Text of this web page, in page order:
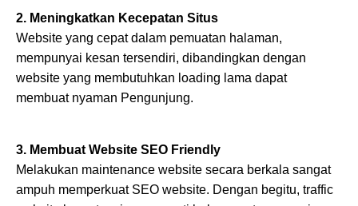
2. Meningkatkan Kecepatan Situs
Website yang cepat dalam pemuatan halaman,
mempunyai kesan tersendiri, dibandingkan dengan
website yang membutuhkan loading lama dapat
membuat nyaman Pengunjung.
3. Membuat Website SEO Friendly
Melakukan maintenance website secara berkala sangat
ampuh memperkuat SEO website. Dengan begitu, traffic